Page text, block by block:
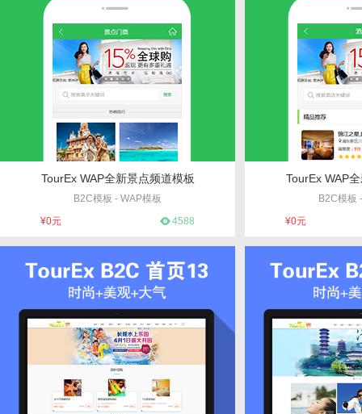
TourEx WAP全新景点频道模板
B2C模板 - WAP模板
¥0元 4588
TourEx WAP
B2C模板
¥0元